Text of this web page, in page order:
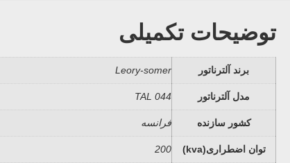
توضیحات تکمیلی
برند آلترناتور Leory-somer
مدل آلترناتور TAL 044
کشور سازنده فرانسه
توان اضطراری(kva) 200